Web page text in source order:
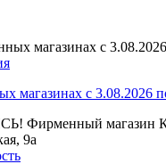
магазинах с 3.08.2026